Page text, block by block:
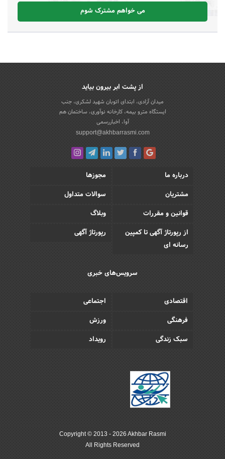
می خواهم مشترک شوم
از پشت ابر بیرون بیاید
میدان آزادی، ابتدای اتوبان شهید لشکری، جنب
ایستگاه مترو بیمه، کارخانه نوآوری، ساختمان هم
آوا، اخباررسمی
support@akhbarrasmi.com
درباره ما
مجوزها
مشتریان
سوالات متداول
قوانین و مقررات
وبلاگ
از رپورتاژ آگهی تا کمپین
رسانه ای
رپورتاژ آگهی
سرویس‌های خبری
اقتصادی
اجتماعی
فرهنگی
ورزش
سبک زندگی
رویداد
Copyright © 2013 - 2026 Akhbar Rasmi
All Rights Reserved